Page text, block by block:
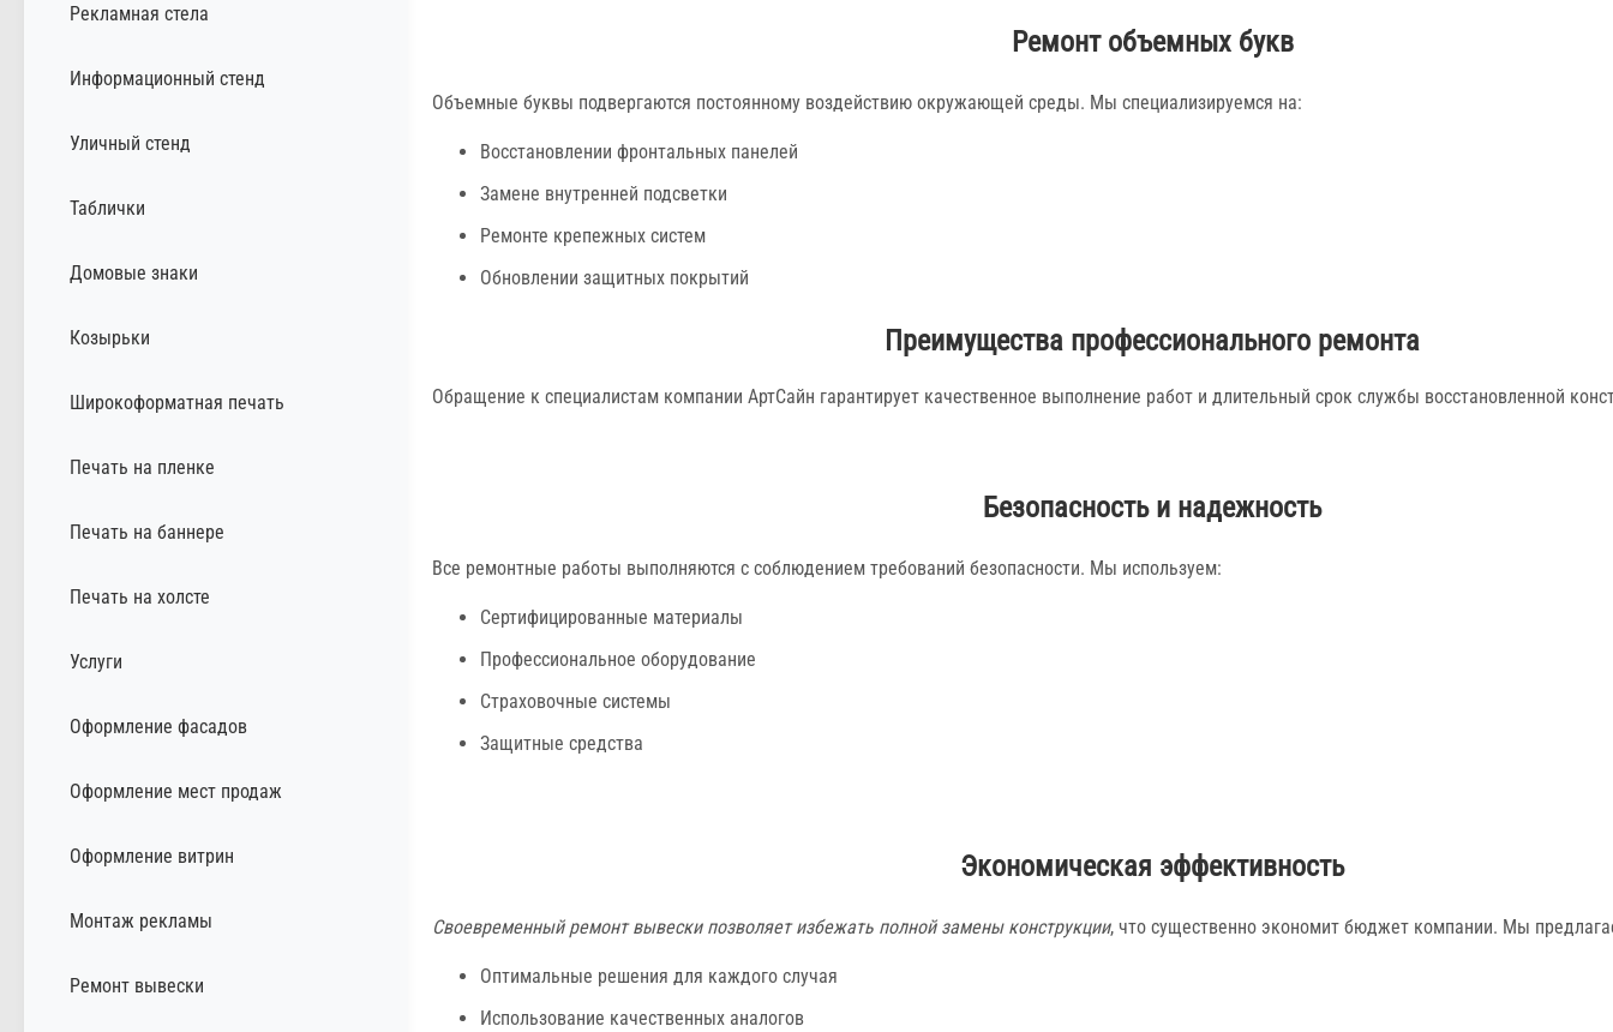
Рекламная стела
Информационный стенд
Уличный стенд
Таблички
Домовые знаки
Козырьки
Широкоформатная печать
Печать на пленке
Печать на баннере
Печать на холсте
Услуги
Оформление фасадов
Оформление мест продаж
Оформление витрин
Монтаж рекламы
Ремонт вывески
Ремонт объемных букв
Объемные буквы подвергаются постоянному воздействию окружающей среды. Мы специализируемся на:
Восстановлении фронтальных панелей
Замене внутренней подсветки
Ремонте крепежных систем
Обновлении защитных покрытий
Преимущества профессионального ремонта
Обращение к специалистам компании АртСайн гарантирует качественное выполнение работ и длительный срок службы восстановленной
Безопасность и надежность
Все ремонтные работы выполняются с соблюдением требований безопасности. Мы используем:
Сертифицированные материалы
Профессиональное оборудование
Страховочные системы
Защитные средства
Экономическая эффективность
Своевременный ремонт вывески позволяет избежать полной замены конструкции, что существенно экономит бюджет компании. Мы
Оптимальные решения для каждого случая
Использование качественных аналогов